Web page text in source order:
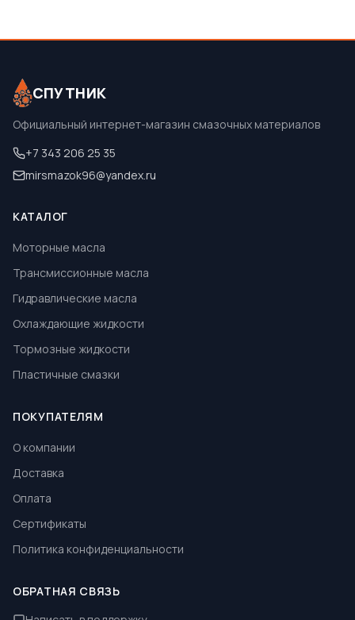
СПУТНИК
Официальный интернет-магазин смазочных материалов
+7 343 206 25 35
mirsmazok96@yandex.ru
КАТАЛОГ
Моторные масла
Трансмиссионные масла
Гидравлические масла
Охлаждающие жидкости
Тормозные жидкости
Пластичные смазки
ПОКУПАТЕЛЯМ
О компании
Доставка
Оплата
Сертификаты
Политика конфиденциальности
ОБРАТНАЯ СВЯЗЬ